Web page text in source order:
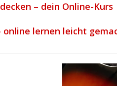
– dein Online-Kurs
online lernen leicht